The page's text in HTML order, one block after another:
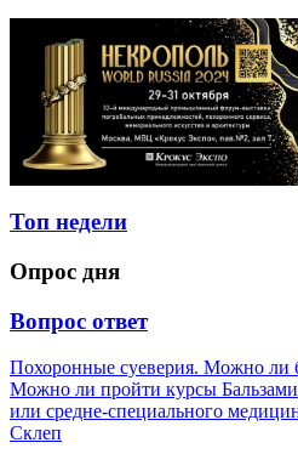
Топ недели
Опрос дня
Вопрос ответ
Похоронные суеверия. Можно ли
Можно ли пройти курсы
или средне-специального
Склеп